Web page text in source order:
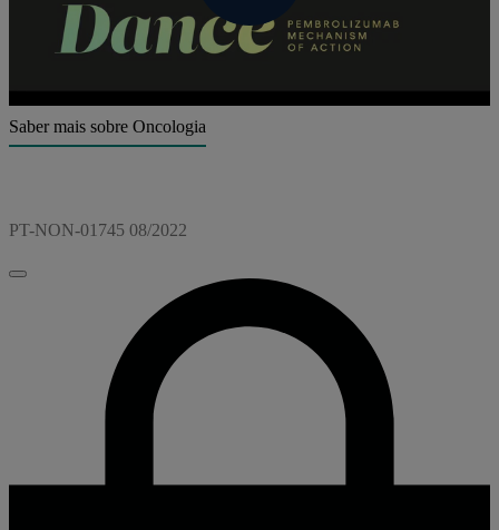
Play
Saber mais sobre Oncologia
PT-NON-01745 08/2022
Fechar